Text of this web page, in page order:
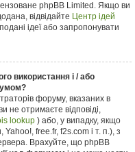
phpBB Limited. Якщо ви
відвідайте Центр ідей
ідеї або запропонувати
використання і / або
форуму, вказаних в
не отримаєте відповіді,
lookup ) або, у випадку, якщо
free.fr, f2s.com і т. п.), з
Врахуйте, що phpBB